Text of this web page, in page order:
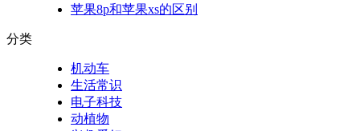
苹果8p和苹果xs的区别
分类
机动车
生活常识
电子科技
动植物